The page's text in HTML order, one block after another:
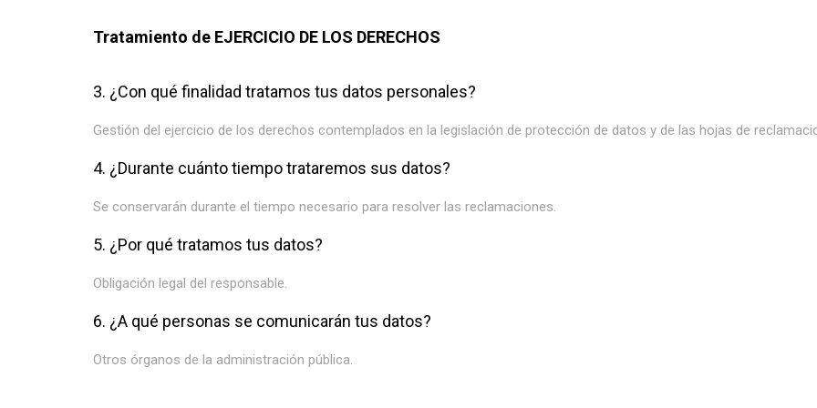
Tratamiento de EJERCICIO DE LOS DERECHOS
3. ¿Con qué finalidad tratamos tus datos personales?
Gestión del ejercicio de los derechos contemplados en la legislación de protección de datos y de las hojas de
4. ¿Durante cuánto tiempo trataremos sus datos?
Se conservarán durante el tiempo necesario para resolver las reclamaciones.
5. ¿Por qué tratamos tus datos?
Obligación legal del responsable.
6. ¿A qué personas se comunicarán tus datos?
Otros órganos de la administración pública.